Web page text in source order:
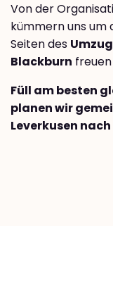
Von der
kümmern uns um
Seiten des
Blackburn
Füll am besten
planen wir
Leverkusen